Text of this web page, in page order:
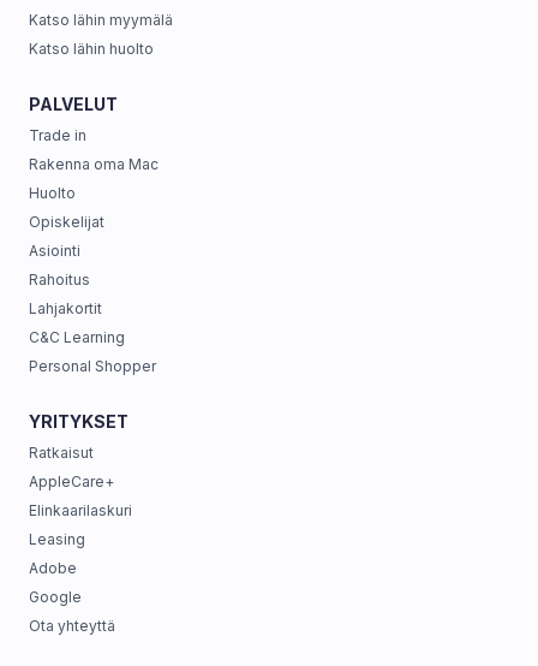
Katso lähin myymälä
Katso lähin huolto
PALVELUT
Trade in
Rakenna oma Mac
Huolto
Opiskelijat
Asiointi
Rahoitus
Lahjakortit
C&C Learning
Personal Shopper
YRITYKSET
Ratkaisut
AppleCare+
Elinkaarilaskuri
Leasing
Adobe
Google
Ota yhteyttä